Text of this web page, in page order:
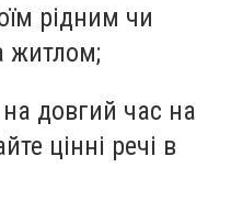
рідним чи
житлом;
довгий час на
цінні речі в